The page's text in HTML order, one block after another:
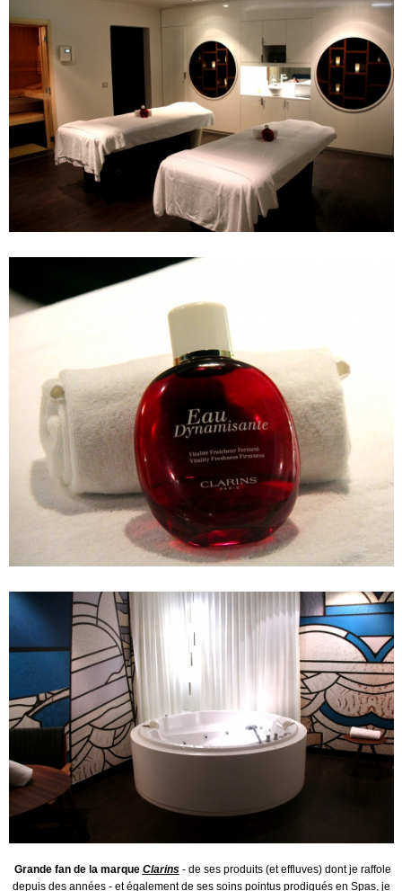
Grande fan de la marque Clarins- de ses produits (et effluves) dont je raffole
depuis des années - et également de ses soins pointus prodigués en Spas, je